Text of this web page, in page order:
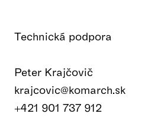
Technická podpora
Peter Krajčovič
krajcovic@komarch.sk
+421 901 737 912